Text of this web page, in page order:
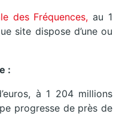
des Fréquences, au 1
site dispose d’une ou
:
à 1 204 millions
progresse de près de